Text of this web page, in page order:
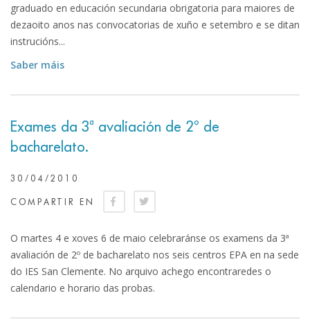
graduado en educación secundaria obrigatoria para maiores de
dezaoito anos nas convocatorias de xuño e setembro e se ditan
instrucións...
Saber máis
Exames da 3ª avaliación de 2º de
bacharelato.
30/04/2010
COMPARTIR EN
O martes 4 e xoves 6 de maio celebraránse os examens da 3ª
avaliación de 2º de bacharelato nos seis centros EPA en na sede
do IES San Clemente. No arquivo achego encontraredes o
calendario e horario das probas.